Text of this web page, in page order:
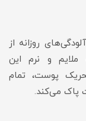
روزانه از
و نرم این
پوست، تمام
پاک می‌کند.